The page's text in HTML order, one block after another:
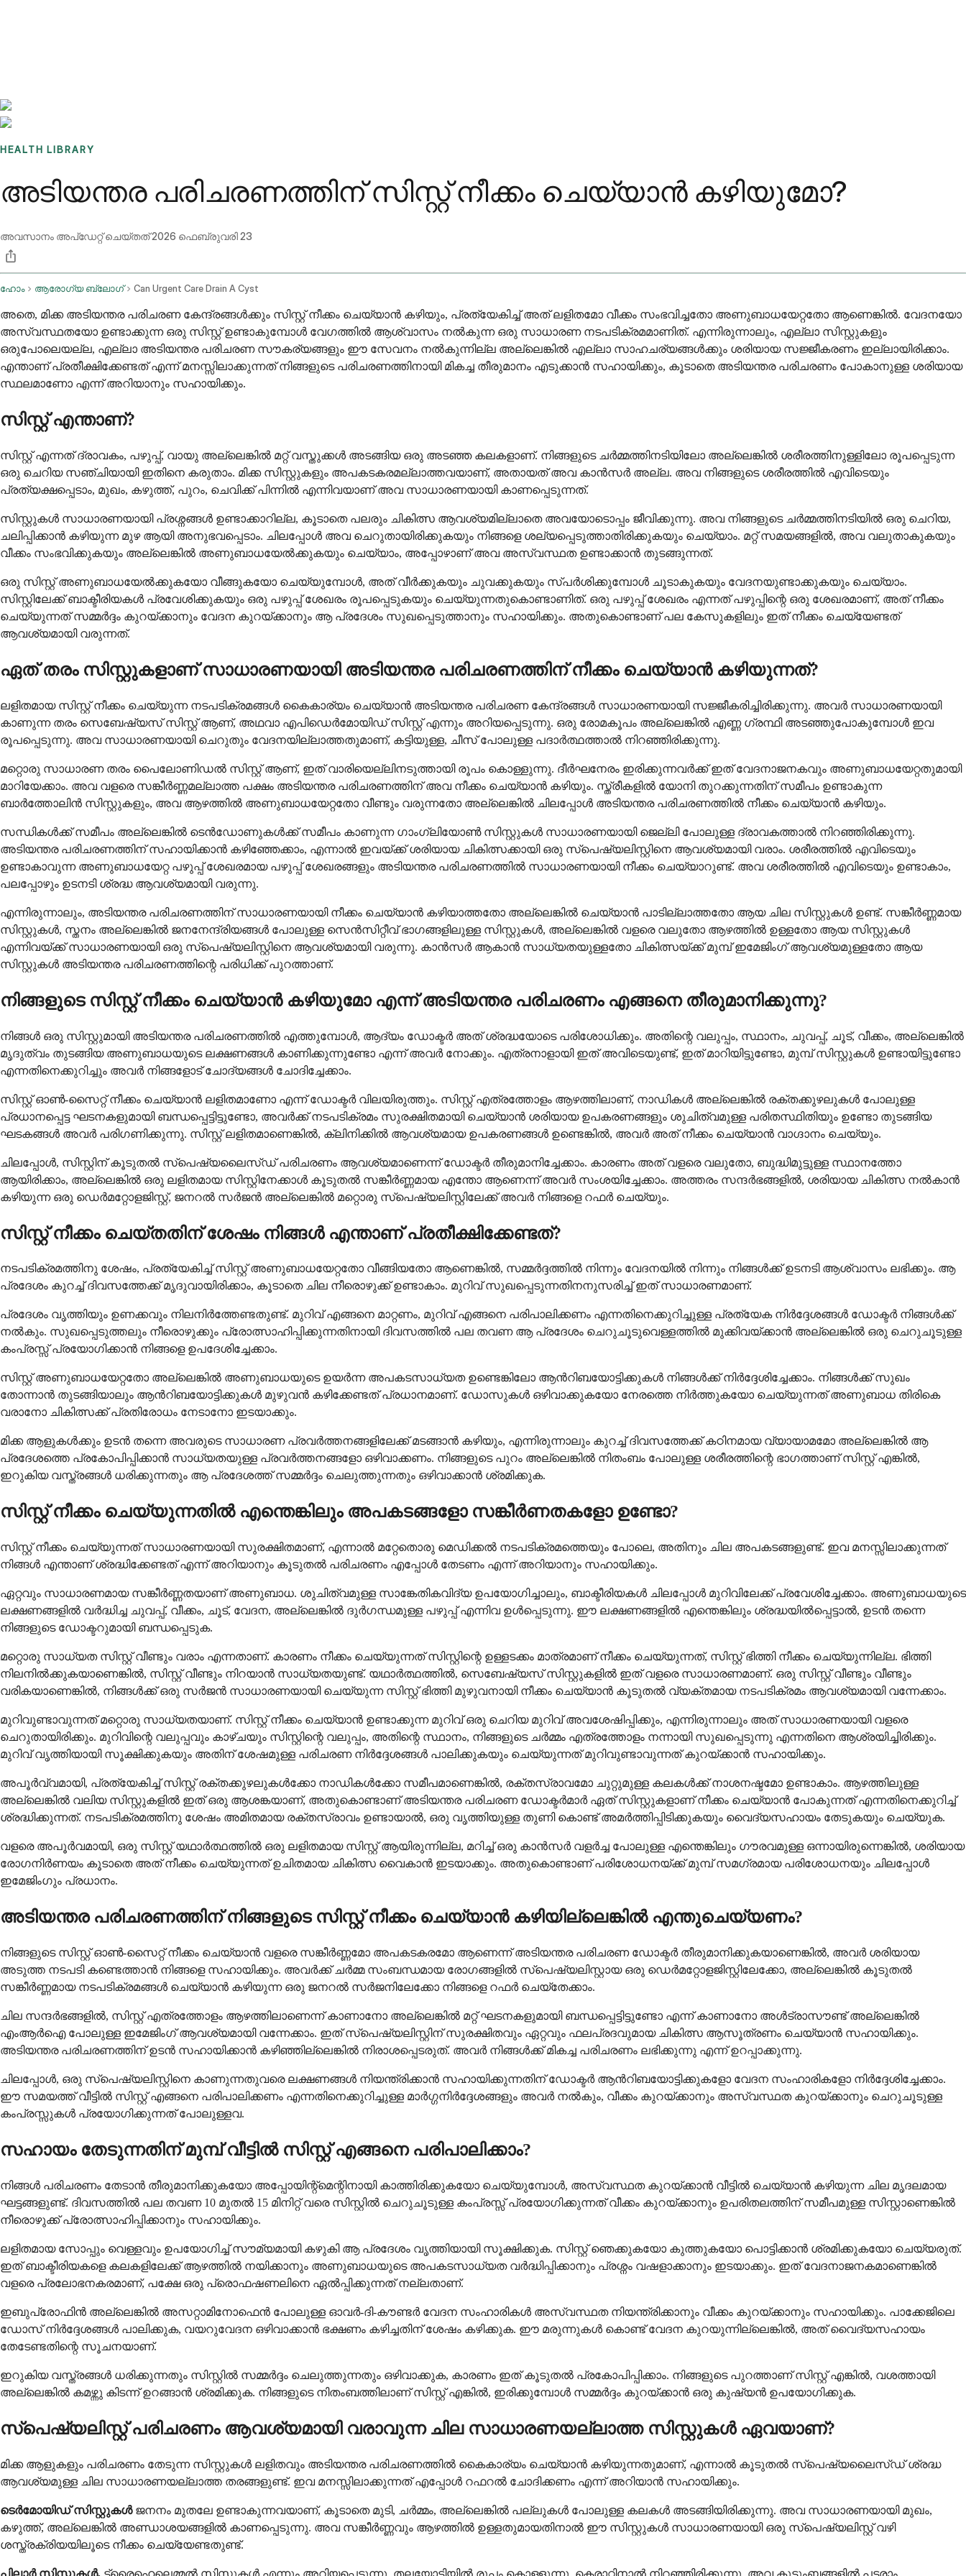
HEALTH LIBRARY
അടിയന്തര പരിചരണത്തിന് സിസ്റ്റ് നീക്കം ചെയ്യാൻ കഴിയുമോ?
അവസാനം അപ്ഡേറ്റ് ചെയ്തത്2026 ഫെബ്രുവരി 23
ഹോം ആരോഗ്യ ബ്ലോഗ് Can Urgent Care Drain A Cyst
അതെ, മിക്ക അടിയന്തര പരിചരണ കേന്ദ്രങ്ങൾക്കും സിസ്റ്റ് നീക്കം ചെയ്യാൻ കഴിയും, പ്രത്യേകിച്ച് അത് ലളിതമോ വീക്കം സംഭവിച്ചതോ അണുബാധയേറ്റതോ ആണെങ്കിൽ. വേദനയോ
അസ്വസ്ഥതയോ ഉണ്ടാക്കുന്ന ഒരു സിസ്റ്റ് ഉണ്ടാകുമ്പോൾ വേഗത്തിൽ ആശ്വാസം നൽകുന്ന ഒരു സാധാരണ നടപടിക്രമമാണിത്. എന്നിരുന്നാലും, എല്ലാ സിസ്റ്റുകളും
ഒരുപോലെയല്ല, എല്ലാ അടിയന്തര പരിചരണ സൗകര്യങ്ങളും ഈ സേവനം നൽകുന്നില്ല അല്ലെങ്കിൽ എല്ലാ സാഹചര്യങ്ങൾക്കും ശരിയായ സജ്ജീകരണം ഇല്ലായിരിക്കാം.
എന്താണ് പ്രതീക്ഷിക്കേണ്ടത് എന്ന് മനസ്സിലാക്കുന്നത് നിങ്ങളുടെ പരിചരണത്തിനായി മികച്ച തീരുമാനം എടുക്കാൻ സഹായിക്കും, കൂടാതെ അടിയന്തര പരിചരണം പോകാനുള്ള ശരിയായ
സ്ഥലമാണോ എന്ന് അറിയാനും സഹായിക്കും.
സിസ്റ്റ് എന്താണ്?
സിസ്റ്റ് എന്നത് ദ്രാവകം, പഴുപ്പ്, വായു അല്ലെങ്കിൽ മറ്റ് വസ്തുക്കൾ അടങ്ങിയ ഒരു അടഞ്ഞ കലകളാണ്. നിങ്ങളുടെ ചർമ്മത്തിനടിയിലോ അല്ലെങ്കിൽ ശരീരത്തിനുള്ളിലോ രൂപപ്പെടുന്ന
ഒരു ചെറിയ സഞ്ചിയായി ഇതിനെ കരുതാം. മിക്ക സിസ്റ്റുകളും അപകടകരമല്ലാത്തവയാണ്, അതായത് അവ കാൻസർ അല്ല. അവ നിങ്ങളുടെ ശരീരത്തിൽ എവിടെയും
പ്രത്യക്ഷപ്പെടാം, മുഖം, കഴുത്ത്, പുറം, ചെവിക്ക് പിന്നിൽ എന്നിവയാണ് അവ സാധാരണയായി കാണപ്പെടുന്നത്.
സിസ്റ്റുകൾ സാധാരണയായി പ്രശ്നങ്ങൾ ഉണ്ടാക്കാറില്ല, കൂടാതെ പലരും ചികിത്സ ആവശ്യമില്ലാതെ അവയോടൊപ്പം ജീവിക്കുന്നു. അവ നിങ്ങളുടെ ചർമ്മത്തിനടിയിൽ ഒരു ചെറിയ,
ചലിപ്പിക്കാൻ കഴിയുന്ന മുഴ ആയി അനുഭവപ്പെടാം. ചിലപ്പോൾ അവ ചെറുതായിരിക്കുകയും നിങ്ങളെ ശല്യപ്പെടുത്താതിരിക്കുകയും ചെയ്യാം. മറ്റ് സമയങ്ങളിൽ, അവ വലുതാകുകയും
വീക്കം സംഭവിക്കുകയും അല്ലെങ്കിൽ അണുബാധയേൽക്കുകയും ചെയ്യാം, അപ്പോഴാണ് അവ അസ്വസ്ഥത ഉണ്ടാക്കാൻ തുടങ്ങുന്നത്.
ഒരു സിസ്റ്റ് അണുബാധയേൽക്കുകയോ വീങ്ങുകയോ ചെയ്യുമ്പോൾ, അത് വീർക്കുകയും ചുവക്കുകയും സ്പർശിക്കുമ്പോൾ ചൂടാകുകയും വേദനയുണ്ടാക്കുകയും ചെയ്യാം.
സിസ്റ്റിലേക്ക് ബാക്ടീരിയകൾ പ്രവേശിക്കുകയും ഒരു പഴുപ്പ് ശേഖരം രൂപപ്പെടുകയും ചെയ്യുന്നതുകൊണ്ടാണിത്. ഒരു പഴുപ്പ് ശേഖരം എന്നത് പഴുപ്പിന്റെ ഒരു ശേഖരമാണ്, അത് നീക്കം
ചെയ്യുന്നത് സമ്മർദ്ദം കുറയ്ക്കാനും വേദന കുറയ്ക്കാനും ആ പ്രദേശം സുഖപ്പെടുത്താനും സഹായിക്കും. അതുകൊണ്ടാണ് പല കേസുകളിലും ഇത് നീക്കം ചെയ്യേണ്ടത്
ആവശ്യമായി വരുന്നത്.
ഏത് തരം സിസ്റ്റുകളാണ് സാധാരണയായി അടിയന്തര പരിചരണത്തിന് നീക്കം ചെയ്യാൻ കഴിയുന്നത്?
ലളിതമായ സിസ്റ്റ് നീക്കം ചെയ്യുന്ന നടപടിക്രമങ്ങൾ കൈകാര്യം ചെയ്യാൻ അടിയന്തര പരിചരണ കേന്ദ്രങ്ങൾ സാധാരണയായി സജ്ജീകരിച്ചിരിക്കുന്നു. അവർ സാധാരണയായി
കാണുന്ന തരം സെബേഷ്യസ് സിസ്റ്റ് ആണ്, അഥവാ എപിഡെർമോയിഡ് സിസ്റ്റ് എന്നും അറിയപ്പെടുന്നു. ഒരു രോമകൂപം അല്ലെങ്കിൽ എണ്ണ ഗ്രന്ഥി അടഞ്ഞുപോകുമ്പോൾ ഇവ
രൂപപ്പെടുന്നു. അവ സാധാരണയായി ചെറുതും വേദനയില്ലാത്തതുമാണ്, കട്ടിയുള്ള, ചീസ് പോലുള്ള പദാർത്ഥത്താൽ നിറഞ്ഞിരിക്കുന്നു.
മറ്റൊരു സാധാരണ തരം പൈലോണിഡൽ സിസ്റ്റ് ആണ്, ഇത് വാരിയെല്ലിനടുത്തായി രൂപം കൊള്ളുന്നു. ദീർഘനേരം ഇരിക്കുന്നവർക്ക് ഇത് വേദനാജനകവും അണുബാധയേറ്റതുമായി
മാറിയേക്കാം. അവ വളരെ സങ്കീർണ്ണമല്ലാത്ത പക്ഷം അടിയന്തര പരിചരണത്തിന് അവ നീക്കം ചെയ്യാൻ കഴിയും. സ്ത്രീകളിൽ യോനി തുറക്കുന്നതിന് സമീപം ഉണ്ടാകുന്ന
ബാർത്തോലിൻ സിസ്റ്റുകളും, അവ ആഴത്തിൽ അണുബാധയേറ്റതോ വീണ്ടും വരുന്നതോ അല്ലെങ്കിൽ ചിലപ്പോൾ അടിയന്തര പരിചരണത്തിൽ നീക്കം ചെയ്യാൻ കഴിയും.
സന്ധികൾക്ക് സമീപം അല്ലെങ്കിൽ ടെൻഡോണുകൾക്ക് സമീപം കാണുന്ന ഗാംഗ്ലിയോൺ സിസ്റ്റുകൾ സാധാരണയായി ജെല്ലി പോലുള്ള ദ്രാവകത്താൽ നിറഞ്ഞിരിക്കുന്നു.
അടിയന്തര പരിചരണത്തിന് സഹായിക്കാൻ കഴിഞ്ഞേക്കാം, എന്നാൽ ഇവയ്ക്ക് ശരിയായ ചികിത്സക്കായി ഒരു സ്പെഷ്യലിസ്റ്റിനെ ആവശ്യമായി വരാം. ശരീരത്തിൽ എവിടെയും
ഉണ്ടാകാവുന്ന അണുബാധയേറ്റ പഴുപ്പ് ശേഖരമായ പഴുപ്പ് ശേഖരങ്ങളും അടിയന്തര പരിചരണത്തിൽ സാധാരണയായി നീക്കം ചെയ്യാറുണ്ട്. അവ ശരീരത്തിൽ എവിടെയും ഉണ്ടാകാം,
പലപ്പോഴും ഉടനടി ശ്രദ്ധ ആവശ്യമായി വരുന്നു.
എന്നിരുന്നാലും, അടിയന്തര പരിചരണത്തിന് സാധാരണയായി നീക്കം ചെയ്യാൻ കഴിയാത്തതോ അല്ലെങ്കിൽ ചെയ്യാൻ പാടില്ലാത്തതോ ആയ ചില സിസ്റ്റുകൾ ഉണ്ട്. സങ്കീർണ്ണമായ
സിസ്റ്റുകൾ, സ്തനം അല്ലെങ്കിൽ ജനനേന്ദ്രിയങ്ങൾ പോലുള്ള സെൻസിറ്റീവ് ഭാഗങ്ങളിലുള്ള സിസ്റ്റുകൾ, അല്ലെങ്കിൽ വളരെ വലുതോ ആഴത്തിൽ ഉള്ളതോ ആയ സിസ്റ്റുകൾ
എന്നിവയ്ക്ക് സാധാരണയായി ഒരു സ്പെഷ്യലിസ്റ്റിനെ ആവശ്യമായി വരുന്നു. കാൻസർ ആകാൻ സാധ്യതയുള്ളതോ ചികിത്സയ്ക്ക് മുമ്പ് ഇമേജിംഗ് ആവശ്യമുള്ളതോ ആയ
സിസ്റ്റുകൾ അടിയന്തര പരിചരണത്തിന്റെ പരിധിക്ക് പുറത്താണ്.
നിങ്ങളുടെ സിസ്റ്റ് നീക്കം ചെയ്യാൻ കഴിയുമോ എന്ന് അടിയന്തര പരിചരണം എങ്ങനെ തീരുമാനിക്കുന്നു?
നിങ്ങൾ ഒരു സിസ്റ്റുമായി അടിയന്തര പരിചരണത്തിൽ എത്തുമ്പോൾ, ആദ്യം ഡോക്ടർ അത് ശ്രദ്ധയോടെ പരിശോധിക്കും. അതിന്റെ വലുപ്പം, സ്ഥാനം, ചുവപ്പ്, ചൂട്, വീക്കം, അല്ലെങ്കിൽ
മൃദുത്വം തുടങ്ങിയ അണുബാധയുടെ ലക്ഷണങ്ങൾ കാണിക്കുന്നുണ്ടോ എന്ന് അവർ നോക്കും. എത്രനാളായി ഇത് അവിടെയുണ്ട്, ഇത് മാറിയിട്ടുണ്ടോ, മുമ്പ് സിസ്റ്റുകൾ ഉണ്ടായിട്ടുണ്ടോ
എന്നതിനെക്കുറിച്ചും അവർ നിങ്ങളോട് ചോദ്യങ്ങൾ ചോദിച്ചേക്കാം.
സിസ്റ്റ് ഓൺ-സൈറ്റ് നീക്കം ചെയ്യാൻ ലളിതമാണോ എന്ന് ഡോക്ടർ വിലയിരുത്തും. സിസ്റ്റ് എത്രത്തോളം ആഴത്തിലാണ്, നാഡികൾ അല്ലെങ്കിൽ രക്തക്കുഴലുകൾ പോലുള്ള
പ്രധാനപ്പെട്ട ഘടനകളുമായി ബന്ധപ്പെട്ടിട്ടുണ്ടോ, അവർക്ക് നടപടിക്രമം സുരക്ഷിതമായി ചെയ്യാൻ ശരിയായ ഉപകരണങ്ങളും ശുചിത്വമുള്ള പരിതസ്ഥിതിയും ഉണ്ടോ തുടങ്ങിയ
ഘടകങ്ങൾ അവർ പരിഗണിക്കുന്നു. സിസ്റ്റ് ലളിതമാണെങ്കിൽ, ക്ലിനിക്കിൽ ആവശ്യമായ ഉപകരണങ്ങൾ ഉണ്ടെങ്കിൽ, അവർ അത് നീക്കം ചെയ്യാൻ വാഗ്ദാനം ചെയ്യും.
ചിലപ്പോൾ, സിസ്റ്റിന് കൂടുതൽ സ്പെഷ്യലൈസ്ഡ് പരിചരണം ആവശ്യമാണെന്ന് ഡോക്ടർ തീരുമാനിച്ചേക്കാം. കാരണം അത് വളരെ വലുതോ, ബുദ്ധിമുട്ടുള്ള സ്ഥാനത്തോ
ആയിരിക്കാം, അല്ലെങ്കിൽ ഒരു ലളിതമായ സിസ്റ്റിനേക്കാൾ കൂടുതൽ സങ്കീർണ്ണമായ എന്തോ ആണെന്ന് അവർ സംശയിച്ചേക്കാം. അത്തരം സന്ദർഭങ്ങളിൽ, ശരിയായ ചികിത്സ നൽകാൻ
കഴിയുന്ന ഒരു ഡെർമറ്റോളജിസ്റ്റ്, ജനറൽ സർജൻ അല്ലെങ്കിൽ മറ്റൊരു സ്പെഷ്യലിസ്റ്റിലേക്ക് അവർ നിങ്ങളെ റഫർ ചെയ്യും.
സിസ്റ്റ് നീക്കം ചെയ്തതിന് ശേഷം നിങ്ങൾ എന്താണ് പ്രതീക്ഷിക്കേണ്ടത്?
നടപടിക്രമത്തിനു ശേഷം, പ്രത്യേകിച്ച് സിസ്റ്റ് അണുബാധയേറ്റതോ വീങ്ങിയതോ ആണെങ്കിൽ, സമ്മർദ്ദത്തിൽ നിന്നും വേദനയിൽ നിന്നും നിങ്ങൾക്ക് ഉടനടി ആശ്വാസം ലഭിക്കും. ആ
പ്രദേശം കുറച്ച് ദിവസത്തേക്ക് മൃദുവായിരിക്കാം, കൂടാതെ ചില നീരൊഴുക്ക് ഉണ്ടാകാം. മുറിവ് സുഖപ്പെടുന്നതിനനുസരിച്ച് ഇത് സാധാരണമാണ്.
പ്രദേശം വൃത്തിയും ഉണക്കവും നിലനിർത്തേണ്ടതുണ്ട്. മുറിവ് എങ്ങനെ മാറ്റണം, മുറിവ് എങ്ങനെ പരിപാലിക്കണം എന്നതിനെക്കുറിച്ചുള്ള പ്രത്യേക നിർദ്ദേശങ്ങൾ ഡോക്ടർ നിങ്ങൾക്ക്
നൽകും. സുഖപ്പെടുത്തലും നീരൊഴുക്കും പ്രോത്സാഹിപ്പിക്കുന്നതിനായി ദിവസത്തിൽ പല തവണ ആ പ്രദേശം ചെറുചൂടുവെള്ളത്തിൽ മുക്കിവയ്ക്കാൻ അല്ലെങ്കിൽ ഒരു ചെറുചൂടുള്ള
കംപ്രസ്സ് പ്രയോഗിക്കാൻ നിങ്ങളെ ഉപദേശിച്ചേക്കാം.
സിസ്റ്റ് അണുബാധയേറ്റതോ അല്ലെങ്കിൽ അണുബാധയുടെ ഉയർന്ന അപകടസാധ്യത ഉണ്ടെങ്കിലോ ആൻറിബയോട്ടിക്കുകൾ നിങ്ങൾക്ക് നിർദ്ദേശിച്ചേക്കാം. നിങ്ങൾക്ക് സുഖം
തോന്നാൻ തുടങ്ങിയാലും ആൻറിബയോട്ടിക്കുകൾ മുഴുവൻ കഴിക്കേണ്ടത് പ്രധാനമാണ്. ഡോസുകൾ ഒഴിവാക്കുകയോ നേരത്തെ നിർത്തുകയോ ചെയ്യുന്നത് അണുബാധ തിരികെ
വരാനോ ചികിത്സക്ക് പ്രതിരോധം നേടാനോ ഇടയാക്കും.
മിക്ക ആളുകൾക്കും ഉടൻ തന്നെ അവരുടെ സാധാരണ പ്രവർത്തനങ്ങളിലേക്ക് മടങ്ങാൻ കഴിയും, എന്നിരുന്നാലും കുറച്ച് ദിവസത്തേക്ക് കഠിനമായ വ്യായാമമോ അല്ലെങ്കിൽ ആ
പ്രദേശത്തെ പ്രകോപിപ്പിക്കാൻ സാധ്യതയുള്ള പ്രവർത്തനങ്ങളോ ഒഴിവാക്കണം. നിങ്ങളുടെ പുറം അല്ലെങ്കിൽ നിതംബം പോലുള്ള ശരീരത്തിന്റെ ഭാഗത്താണ് സിസ്റ്റ് എങ്കിൽ,
ഇറുകിയ വസ്ത്രങ്ങൾ ധരിക്കുന്നതും ആ പ്രദേശത്ത് സമ്മർദ്ദം ചെലുത്തുന്നതും ഒഴിവാക്കാൻ ശ്രമിക്കുക.
സിസ്റ്റ് നീക്കം ചെയ്യുന്നതിൽ എന്തെങ്കിലും അപകടങ്ങളോ സങ്കീർണതകളോ ഉണ്ടോ?
സിസ്റ്റ് നീക്കം ചെയ്യുന്നത് സാധാരണയായി സുരക്ഷിതമാണ്, എന്നാൽ മറ്റേതൊരു മെഡിക്കൽ നടപടിക്രമത്തെയും പോലെ, അതിനും ചില അപകടങ്ങളുണ്ട്. ഇവ മനസ്സിലാക്കുന്നത്
നിങ്ങൾ എന്താണ് ശ്രദ്ധിക്കേണ്ടത് എന്ന് അറിയാനും കൂടുതൽ പരിചരണം എപ്പോൾ തേടണം എന്ന് അറിയാനും സഹായിക്കും.
ഏറ്റവും സാധാരണമായ സങ്കീർണ്ണതയാണ് അണുബാധ. ശുചിത്വമുള്ള സാങ്കേതികവിദ്യ ഉപയോഗിച്ചാലും, ബാക്ടീരിയകൾ ചിലപ്പോൾ മുറിവിലേക്ക് പ്രവേശിച്ചേക്കാം. അണുബാധയുടെ
ലക്ഷണങ്ങളിൽ വർദ്ധിച്ച ചുവപ്പ്, വീക്കം, ചൂട്, വേദന, അല്ലെങ്കിൽ ദുർഗന്ധമുള്ള പഴുപ്പ് എന്നിവ ഉൾപ്പെടുന്നു. ഈ ലക്ഷണങ്ങളിൽ എന്തെങ്കിലും ശ്രദ്ധയിൽപ്പെട്ടാൽ, ഉടൻ തന്നെ
നിങ്ങളുടെ ഡോക്ടറുമായി ബന്ധപ്പെടുക.
മറ്റൊരു സാധ്യത സിസ്റ്റ് വീണ്ടും വരാം എന്നതാണ്. കാരണം നീക്കം ചെയ്യുന്നത് സിസ്റ്റിന്റെ ഉള്ളടക്കം മാത്രമാണ് നീക്കം ചെയ്യുന്നത്, സിസ്റ്റ് ഭിത്തി നീക്കം ചെയ്യുന്നില്ല. ഭിത്തി
നിലനിൽക്കുകയാണെങ്കിൽ, സിസ്റ്റ് വീണ്ടും നിറയാൻ സാധ്യതയുണ്ട്. യഥാർത്ഥത്തിൽ, സെബേഷ്യസ് സിസ്റ്റുകളിൽ ഇത് വളരെ സാധാരണമാണ്. ഒരു സിസ്റ്റ് വീണ്ടും വീണ്ടും
വരികയാണെങ്കിൽ, നിങ്ങൾക്ക് ഒരു സർജൻ സാധാരണയായി ചെയ്യുന്ന സിസ്റ്റ് ഭിത്തി മുഴുവനായി നീക്കം ചെയ്യാൻ കൂടുതൽ വ്യക്തമായ നടപടിക്രമം ആവശ്യമായി വന്നേക്കാം.
മുറിവുണ്ടാവുന്നത് മറ്റൊരു സാധ്യതയാണ്. സിസ്റ്റ് നീക്കം ചെയ്യാൻ ഉണ്ടാക്കുന്ന മുറിവ് ഒരു ചെറിയ മുറിവ് അവശേഷിപ്പിക്കും, എന്നിരുന്നാലും അത് സാധാരണയായി വളരെ
ചെറുതായിരിക്കും. മുറിവിന്റെ വലുപ്പവും കാഴ്ചയും സിസ്റ്റിന്റെ വലുപ്പം, അതിന്റെ സ്ഥാനം, നിങ്ങളുടെ ചർമ്മം എത്രത്തോളം നന്നായി സുഖപ്പെടുന്നു എന്നതിനെ ആശ്രയിച്ചിരിക്കും.
മുറിവ് വൃത്തിയായി സൂക്ഷിക്കുകയും അതിന് ശേഷമുള്ള പരിചരണ നിർദ്ദേശങ്ങൾ പാലിക്കുകയും ചെയ്യുന്നത് മുറിവുണ്ടാവുന്നത് കുറയ്ക്കാൻ സഹായിക്കും.
അപൂർവ്വമായി, പ്രത്യേകിച്ച് സിസ്റ്റ് രക്തക്കുഴലുകൾക്കോ നാഡികൾക്കോ സമീപമാണെങ്കിൽ, രക്തസ്രാവമോ ചുറ്റുമുള്ള കലകൾക്ക് നാശനഷ്ടമോ ഉണ്ടാകാം. ആഴത്തിലുള്ള
അല്ലെങ്കിൽ വലിയ സിസ്റ്റുകളിൽ ഇത് ഒരു ആശങ്കയാണ്, അതുകൊണ്ടാണ് അടിയന്തര പരിചരണ ഡോക്ടർമാർ ഏത് സിസ്റ്റുകളാണ് നീക്കം ചെയ്യാൻ പോകുന്നത് എന്നതിനെക്കുറിച്ച്
ശ്രദ്ധിക്കുന്നത്. നടപടിക്രമത്തിനു ശേഷം അമിതമായ രക്തസ്രാവം ഉണ്ടായാൽ, ഒരു വൃത്തിയുള്ള തുണി കൊണ്ട് അമർത്തിപ്പിടിക്കുകയും വൈദ്യസഹായം തേടുകയും ചെയ്യുക.
വളരെ അപൂർവമായി, ഒരു സിസ്റ്റ് യഥാർത്ഥത്തിൽ ഒരു ലളിതമായ സിസ്റ്റ് ആയിരുന്നില്ല, മറിച്ച് ഒരു കാൻസർ വളർച്ച പോലുള്ള എന്തെങ്കിലും ഗൗരവമുള്ള ഒന്നായിരുന്നെങ്കിൽ, ശരിയായ
രോഗനിർണയം കൂടാതെ അത് നീക്കം ചെയ്യുന്നത് ഉചിതമായ ചികിത്സ വൈകാൻ ഇടയാക്കും. അതുകൊണ്ടാണ് പരിശോധനയ്ക്ക് മുമ്പ് സമഗ്രമായ പരിശോധനയും ചിലപ്പോൾ
ഇമേജിംഗും പ്രധാനം.
അടിയന്തര പരിചരണത്തിന് നിങ്ങളുടെ സിസ്റ്റ് നീക്കം ചെയ്യാൻ കഴിയില്ലെങ്കിൽ എന്തുചെയ്യണം?
നിങ്ങളുടെ സിസ്റ്റ് ഓൺ-സൈറ്റ് നീക്കം ചെയ്യാൻ വളരെ സങ്കീർണ്ണമോ അപകടകരമോ ആണെന്ന് അടിയന്തര പരിചരണ ഡോക്ടർ തീരുമാനിക്കുകയാണെങ്കിൽ, അവർ ശരിയായ
അടുത്ത നടപടി കണ്ടെത്താൻ നിങ്ങളെ സഹായിക്കും. അവർക്ക് ചർമ്മ സംബന്ധമായ രോഗങ്ങളിൽ സ്പെഷ്യലിസ്റ്റായ ഒരു ഡെർമറ്റോളജിസ്റ്റിലേക്കോ, അല്ലെങ്കിൽ കൂടുതൽ
സങ്കീർണ്ണമായ നടപടിക്രമങ്ങൾ ചെയ്യാൻ കഴിയുന്ന ഒരു ജനറൽ സർജനിലേക്കോ നിങ്ങളെ റഫർ ചെയ്തേക്കാം.
ചില സന്ദർഭങ്ങളിൽ, സിസ്റ്റ് എത്രത്തോളം ആഴത്തിലാണെന്ന് കാണാനോ അല്ലെങ്കിൽ മറ്റ് ഘടനകളുമായി ബന്ധപ്പെട്ടിട്ടുണ്ടോ എന്ന് കാണാനോ അൾട്രാസൗണ്ട് അല്ലെങ്കിൽ
എംആർഐ പോലുള്ള ഇമേജിംഗ് ആവശ്യമായി വന്നേക്കാം. ഇത് സ്പെഷ്യലിസ്റ്റിന് സുരക്ഷിതവും ഏറ്റവും ഫലപ്രദവുമായ ചികിത്സ ആസൂത്രണം ചെയ്യാൻ സഹായിക്കും.
അടിയന്തര പരിചരണത്തിന് ഉടൻ സഹായിക്കാൻ കഴിഞ്ഞില്ലെങ്കിൽ നിരാശപ്പെടരുത്. അവർ നിങ്ങൾക്ക് മികച്ച പരിചരണം ലഭിക്കുന്നു എന്ന് ഉറപ്പാക്കുന്നു.
ചിലപ്പോൾ, ഒരു സ്പെഷ്യലിസ്റ്റിനെ കാണുന്നതുവരെ ലക്ഷണങ്ങൾ നിയന്ത്രിക്കാൻ സഹായിക്കുന്നതിന് ഡോക്ടർ ആൻറിബയോട്ടിക്കുകളോ വേദന സംഹാരികളോ നിർദ്ദേശിച്ചേക്കാം.
ഈ സമയത്ത് വീട്ടിൽ സിസ്റ്റ് എങ്ങനെ പരിപാലിക്കണം എന്നതിനെക്കുറിച്ചുള്ള മാർഗ്ഗനിർദ്ദേശങ്ങളും അവർ നൽകും, വീക്കം കുറയ്ക്കാനും അസ്വസ്ഥത കുറയ്ക്കാനും ചെറുചൂടുള്ള
കംപ്രസ്സുകൾ പ്രയോഗിക്കുന്നത് പോലുള്ളവ.
സഹായം തേടുന്നതിന് മുമ്പ് വീട്ടിൽ സിസ്റ്റ് എങ്ങനെ പരിപാലിക്കാം?
നിങ്ങൾ പരിചരണം തേടാൻ തീരുമാനിക്കുകയോ അപ്പോയിന്റ്മെന്റിനായി കാത്തിരിക്കുകയോ ചെയ്യുമ്പോൾ, അസ്വസ്ഥത കുറയ്ക്കാൻ വീട്ടിൽ ചെയ്യാൻ കഴിയുന്ന ചില മൃദലമായ
ഘട്ടങ്ങളുണ്ട്. ദിവസത്തിൽ പല തവണ 10 മുതൽ 15 മിനിറ്റ് വരെ സിസ്റ്റിൽ ചെറുചൂടുള്ള കംപ്രസ്സ് പ്രയോഗിക്കുന്നത് വീക്കം കുറയ്ക്കാനും ഉപരിതലത്തിന് സമീപമുള്ള സിസ്റ്റാണെങ്കിൽ
നീരൊഴുക്ക് പ്രോത്സാഹിപ്പിക്കാനും സഹായിക്കും.
ലളിതമായ സോപ്പും വെള്ളവും ഉപയോഗിച്ച് സൗമ്യമായി കഴുകി ആ പ്രദേശം വൃത്തിയായി സൂക്ഷിക്കുക. സിസ്റ്റ് ഞെക്കുകയോ കുത്തുകയോ പൊട്ടിക്കാൻ ശ്രമിക്കുകയോ ചെയ്യരുത്.
ഇത് ബാക്ടീരിയകളെ കലകളിലേക്ക് ആഴത്തിൽ നയിക്കാനും അണുബാധയുടെ അപകടസാധ്യത വർദ്ധിപ്പിക്കാനും പ്രശ്നം വഷളാക്കാനും ഇടയാക്കും. ഇത് വേദനാജനകമാണെങ്കിൽ
വളരെ പ്രലോഭനകരമാണ്, പക്ഷേ ഒരു പ്രൊഫഷണലിനെ ഏൽപ്പിക്കുന്നത് നല്ലതാണ്.
ഇബുപ്രോഫിൻ അല്ലെങ്കിൽ അസറ്റാമിനോഫെൻ പോലുള്ള ഓവർ-ദി-കൗണ്ടർ വേദന സംഹാരികൾ അസ്വസ്ഥത നിയന്ത്രിക്കാനും വീക്കം കുറയ്ക്കാനും സഹായിക്കും. പാക്കേജിലെ
ഡോസ് നിർദ്ദേശങ്ങൾ പാലിക്കുക, വയറുവേദന ഒഴിവാക്കാൻ ഭക്ഷണം കഴിച്ചതിന് ശേഷം കഴിക്കുക. ഈ മരുന്നുകൾ കൊണ്ട് വേദന കുറയുന്നില്ലെങ്കിൽ, അത് വൈദ്യസഹായം
തേടേണ്ടതിന്റെ സൂചനയാണ്.
ഇറുകിയ വസ്ത്രങ്ങൾ ധരിക്കുന്നതും സിസ്റ്റിൽ സമ്മർദ്ദം ചെലുത്തുന്നതും ഒഴിവാക്കുക, കാരണം ഇത് കൂടുതൽ പ്രകോപിപ്പിക്കാം. നിങ്ങളുടെ പുറത്താണ് സിസ്റ്റ് എങ്കിൽ, വശത്തായി
അല്ലെങ്കിൽ കമഴ്ന്നു കിടന്ന് ഉറങ്ങാൻ ശ്രമിക്കുക. നിങ്ങളുടെ നിതംബത്തിലാണ് സിസ്റ്റ് എങ്കിൽ, ഇരിക്കുമ്പോൾ സമ്മർദ്ദം കുറയ്ക്കാൻ ഒരു കുഷ്യൻ ഉപയോഗിക്കുക.
സ്പെഷ്യലിസ്റ്റ് പരിചരണം ആവശ്യമായി വരാവുന്ന ചില സാധാരണയല്ലാത്ത സിസ്റ്റുകൾ ഏവയാണ്?
മിക്ക ആളുകളും പരിചരണം തേടുന്ന സിസ്റ്റുകൾ ലളിതവും അടിയന്തര പരിചരണത്തിൽ കൈകാര്യം ചെയ്യാൻ കഴിയുന്നതുമാണ്, എന്നാൽ കൂടുതൽ സ്പെഷ്യലൈസ്ഡ് ശ്രദ്ധ
ആവശ്യമുള്ള ചില സാധാരണയല്ലാത്ത തരങ്ങളുണ്ട്. ഇവ മനസ്സിലാക്കുന്നത് എപ്പോൾ റഫറൽ ചോദിക്കണം എന്ന് അറിയാൻ സഹായിക്കും.
ടെർമോയിഡ് സിസ്റ്റുകൾ ജനനം മുതലേ ഉണ്ടാകുന്നവയാണ്, കൂടാതെ മുടി, ചർമ്മം, അല്ലെങ്കിൽ പല്ലുകൾ പോലുള്ള കലകൾ അടങ്ങിയിരിക്കുന്നു. അവ സാധാരണയായി മുഖം,
കഴുത്ത്, അല്ലെങ്കിൽ അണ്ഡാശയങ്ങളിൽ കാണപ്പെടുന്നു. അവ സങ്കീർണ്ണവും ആഴത്തിൽ ഉള്ളതുമായതിനാൽ ഈ സിസ്റ്റുകൾ സാധാരണയായി ഒരു സ്പെഷ്യലിസ്റ്റ് വഴി
ശസ്ത്രക്രിയയിലൂടെ നീക്കം ചെയ്യേണ്ടതുണ്ട്.
പിലാർ സിസ്റ്റുകൾ, ട്രൈഹെലെമ്മൽ സിസ്റ്റുകൾ എന്നും അറിയപ്പെടുന്നു, തലയോട്ടിയിൽ രൂപം കൊള്ളുന്നു, കെരാറ്റിനാൽ നിറഞ്ഞിരിക്കുന്നു. അവ കുടുംബങ്ങളിൽ പടരാം,